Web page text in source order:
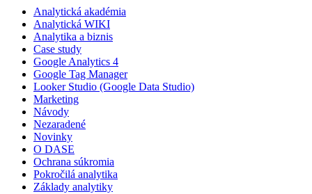
Analytická akadémia
Analytická WIKI
Analytika a biznis
Case study
Google Analytics 4
Google Tag Manager
Looker Studio (Google Data Studio)
Marketing
Návody
Nezaradené
Novinky
O DASE
Ochrana súkromia
Pokročilá analytika
Základy analytiky